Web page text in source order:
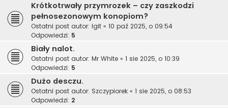
Krótkotrwały przymrozek – czy zaszkodzi
pełnosezonowym konopiom?
Ostatni post autor: Igit « 10 paź 2025, o 09:54
Odpowiedzi: 5
Biały nalot.
Ostatni post autor: Mr White « 1 sie 2025, o 10:39
Odpowiedzi: 5
Dużo desczu.
Ostatni post autor: Szczypiorek « 1 sie 2025, o 08:53
Odpowiedzi: 2